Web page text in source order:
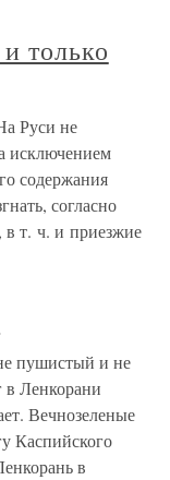
только
Руси не
исключением
содержания
согласно
в т. ч. и приезжие
пушистый и не
в Ленкорани
Вечнозеленые
Каспийского
в